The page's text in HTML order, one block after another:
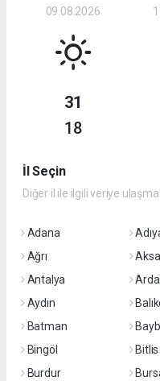
09.08.2026
31
18
İl Seçin
Diğer il ile ilgili veriye
Adana
Ağrı
Antalya
Aydın
Batman
Bingöl
Bitlis
Burdur